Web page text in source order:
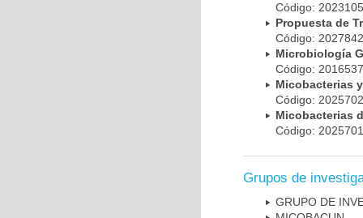
Código:
Propuesta de
Código:
Microbiología
Código:
Micobacterias
Código:
Micobacterias
Código:
Grupos de
GRUPO DE